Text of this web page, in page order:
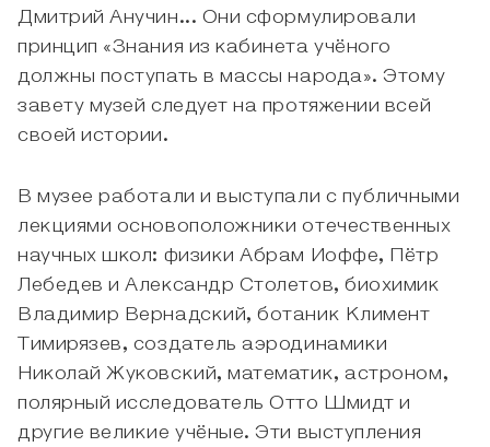
Дмитрий Анучин... Они сформулировали
принцип «Знания из кабинета учёного
должны поступать в массы народа». Этому
завету музей следует на протяжении всей
своей истории.
В музее работали и выступали с публичными
лекциями основоположники отечественных
научных школ: физики Абрам Иоффе, Пётр
Лебедев и Александр Столетов, биохимик
Владимир Вернадский, ботаник Климент
Тимирязев, создатель аэродинамики
Николай Жуковский, математик, астроном,
полярный исследователь Отто Шмидт и
другие великие учёные. Эти выступления